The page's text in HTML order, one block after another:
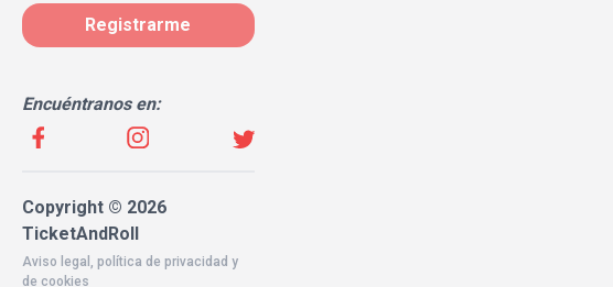
Registrarme
Encuéntranos en:
Copyright © 2026
TicketAndRoll
Aviso legal , política de privacidad y
de cookies